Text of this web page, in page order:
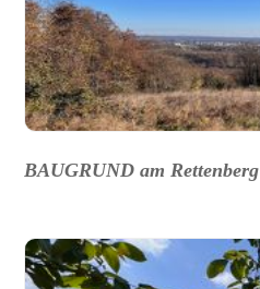
BAUGRUND am Rettenberg